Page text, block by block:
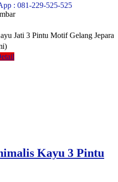
: 081-229-525-525
Jati 3 Pintu Motif Gelang Jepara
Kayu 3 Pintu